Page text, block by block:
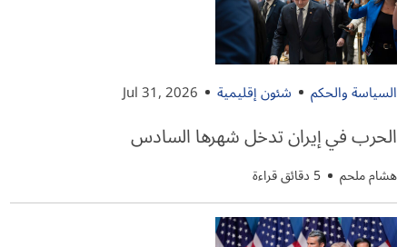
السياسة والحكم شئون إقليمية Jul 31, 2026
الحرب في إيران تدخل شهرها السادس
هشام ملحم 5 دقائق قراءة